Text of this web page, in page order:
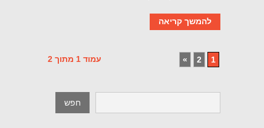
להמשך קריאה
עמוד 1 מתוך 2 1
2
»